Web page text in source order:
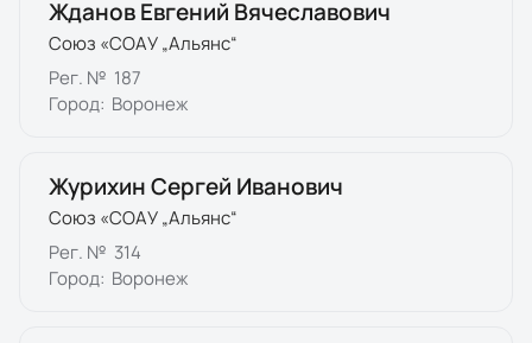
Жданов Евгений Вячеславович
Союз «СОАУ „Альянс“
Рег. № 187
Город: Воронеж
Журихин Сергей Иванович
Союз «СОАУ „Альянс“
Рег. № 314
Город: Воронеж